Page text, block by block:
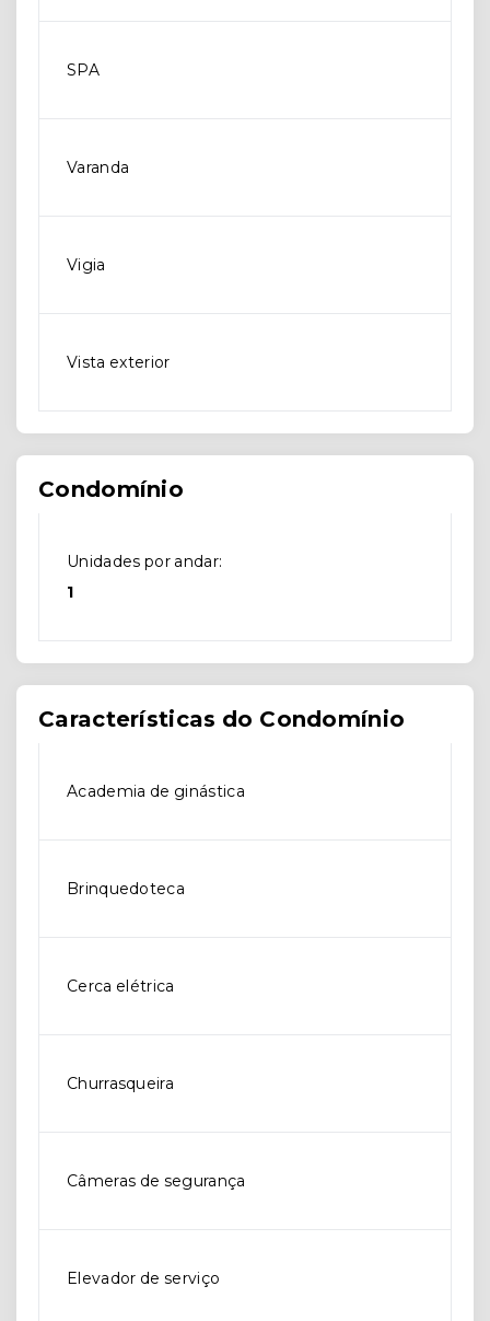
SPA
Varanda
Vigia
Vista exterior
Condomínio
Unidades por andar:
1
Características do Condomínio
Academia de ginástica
Brinquedoteca
Cerca elétrica
Churrasqueira
Câmeras de segurança
Elevador de serviço